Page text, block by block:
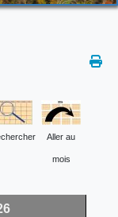
Aller au
mois